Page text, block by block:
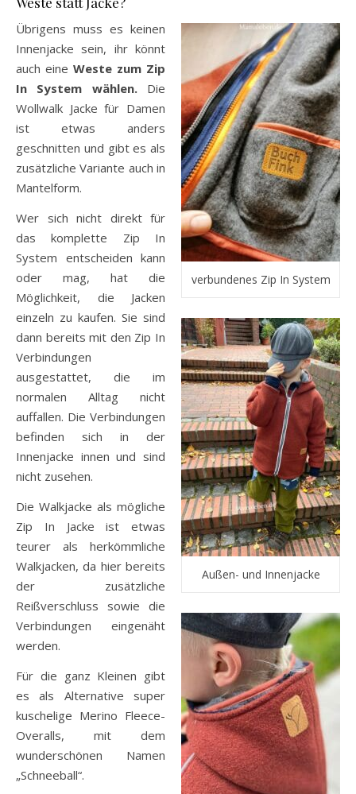
verbundenes Zip In System
Außen- und Innenjacke
Übrigens muss es keinen
Innenjacke sein, ihr könnt
auch eine Weste zum Zip
In System wählen.Die
Wollwalk Jacke für Damen
ist etwas anders
geschnitten und gibt es als
zusätzliche Variante auch in
Mantelform.
Wer sich nicht direkt für
das komplette Zip In
System entscheiden kann
oder mag, hat die
Möglichkeit, die Jacken
einzeln zu kaufen. Sie sind
dann bereits mit den Zip In
Verbindungen
ausgestattet, die im
normalen Alltag nicht
auffallen. Die Verbindungen
befinden sich in der
Innenjacke innen und sind
nicht zusehen.
Die Walkjacke als mögliche
Zip In Jacke ist etwas
teurer als herkömmliche
Walkjacken, da hier bereits
der zusätzliche
Reißverschluss sowie die
Verbindungen eingenäht
werden.
Für die ganz Kleinen gibt
es als Alternative super
kuschelige Merino Fleece-
Overalls, mit dem
wunderschönen Namen
„Schneeball“.